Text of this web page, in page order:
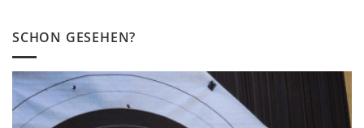
SCHON GESEHEN?